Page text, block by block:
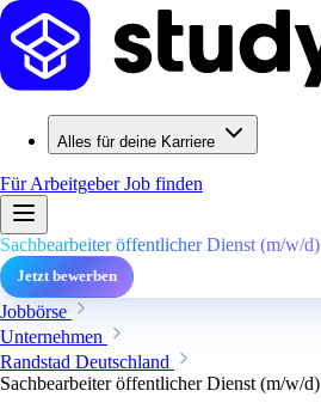
Alles für deine Karriere
Für ArbeitgeberJob finden
Sachbearbeiter öffentlicher Dienst (m/w/d)
Jetzt bewerben
Jobbörse
Unternehmen
Randstad Deutschland
Sachbearbeiter öffentlicher Dienst (m/w/d)